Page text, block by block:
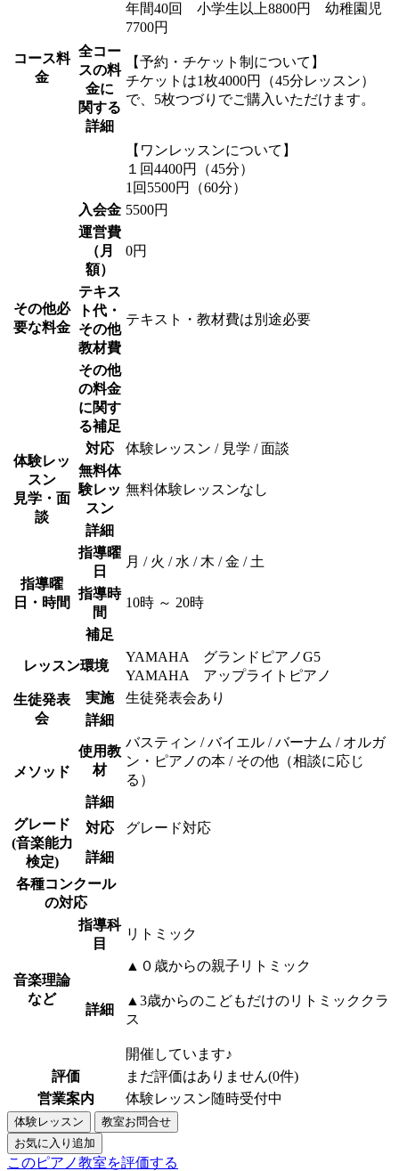
コース料
金
全コー
スの料
金に
関する
詳細
年間40回 小学生以上8800円 幼稚園児
7700円
【予約・チケット制について】
チケットは1枚4000円（45分レッスン）
で、5枚つづりでご購入いただけます。
【ワンレッスンについて】
１回4400円（45分）
1回5500円（60分）
その他必
要な料金
入会金 5500円
運営費
（月
額）
0円
テキス
ト代・
その他
教材費
テキスト・教材費は別途必要
その他
の料金
に関す
る補足
体験レッ
スン
見学・面
談
対応
体験レッスン / 見学 / 面談
無料体
験レッ
スン
無料体験レッスンなし
詳細
指導曜
日・時間
指導曜
日
月 / 火 / 水 / 木 / 金 / 土
指導時
間
10時 ～ 20時
補足
レッスン環境
YAMAHA グランドピアノG5
YAMAHA アップライトピアノ
生徒発表
会
実施
生徒発表会あり
詳細
メソッド
使用教
材
バスティン / バイエル / バーナム / オルガ
ン・ピアノの本 / その他（相談に応じ
る）
詳細
グレード
(音楽能力
検定)
対応
グレード対応
詳細
各種コンクール
の対応
音楽理論
など
指導科
目
リトミック
詳細
▲０歳からの親子リトミック
▲3歳からのこどもだけのリトミッククラ
ス
開催しています♪
評価
まだ評価はありません(0件)
営業案内
体験レッスン随時受付中
このピアノ教室を評価する